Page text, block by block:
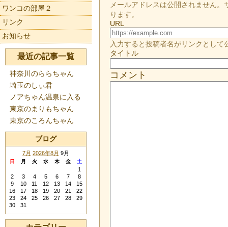
メールアドレスは公開されません
ります。
URL
入力すると投稿者名がリンクとして
タイトル
コメント
ワンコの部屋２
リンク
お知らせ
最近の記事一覧
神奈川のららちゃん
埼玉のしぃ君
ノアちゃん温泉に入る
東京のまりもちゃん
東京のころんちゃん
ブログ
7月 2026年8月 9月
日 月 火 水 木 金 土
1
2
3 4 5 6 7
8
9
10 11 12 13 14
15
16
17 18 19 20 21
22
23
24 25 26 27 28
29
30
31